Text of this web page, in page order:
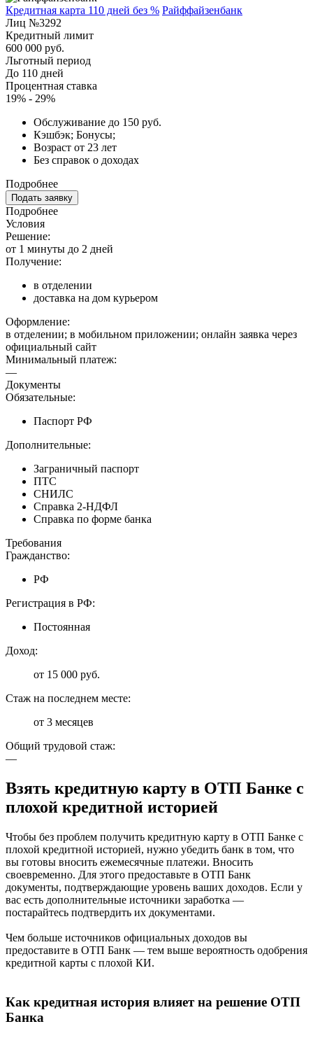
Кредитная карта 110 дней без % Райффайзенбанк
Лиц №3292
Кредитный лимит
600 000 руб.
Льготный период
До 110 дней
Процентная ставка
19% - 29%
Обслуживание до 150 руб.
Кэшбэк; Бонусы;
Возраст от 23 лет
Без справок о доходах
Подробнее
Подать заявку
Подробнее
Условия
Решение:
от 1 минуты до 2 дней
Получение:
в отделении
доставка на дом курьером
Оформление:
в отделении; в мобильном приложении; онлайн заявка через
официальный сайт
Минимальный платеж:
—
Документы
Обязательные:
Паспорт РФ
Дополнительные:
Заграничный паспорт
ПТС
СНИЛС
Справка 2-НДФЛ
Справка по форме банка
Требования
Гражданство:
РФ
Регистрация в РФ:
Постоянная
Доход:
от 15 000 руб.
Стаж на последнем месте:
от 3 месяцев
Общий трудовой стаж:
—
Взять кредитную карту в ОТП Банке с
плохой кредитной историей
Чтобы без проблем получить кредитную карту в ОТП Банке с
плохой кредитной историей, нужно убедить банк в том, что
вы готовы вносить ежемесячные платежи. Вносить
своевременно. Для этого предоставьте в ОТП Банк
документы, подтверждающие уровень ваших доходов. Если у
вас есть дополнительные источники заработка —
постарайтесь подтвердить их документами.
Чем больше источников официальных доходов вы
предоставите в ОТП Банк — тем выше вероятность одобрения
кредитной карты с плохой КИ.
Как кредитная история влияет на решение ОТП
Банка